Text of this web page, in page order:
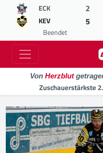
ECK 2
KEV 5
Beendet
Von Herzblut
Zuschauerstärkste